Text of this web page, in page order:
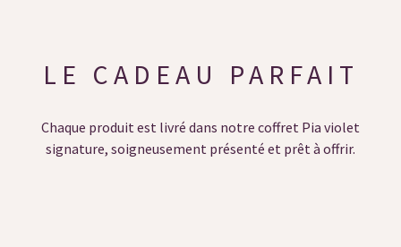
LE CADEAU PARFAIT
Chaque produit est livré dans notre coffret Pia violet
signature, soigneusement présenté et prêt à offrir.